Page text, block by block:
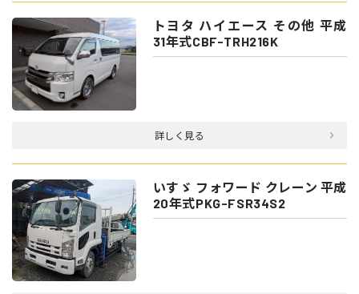
トヨタ ハイエース その他 平成
31年式CBF-TRH216K
詳しく見る
いすゞ フォワード クレーン 平成
20年式PKG-FSR34S2